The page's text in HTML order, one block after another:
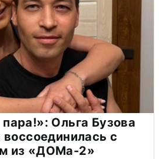
Ольга Бузова
воссоединилась с
из «ДОМа-2»